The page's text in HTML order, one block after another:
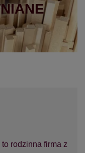
rodzinna firma z